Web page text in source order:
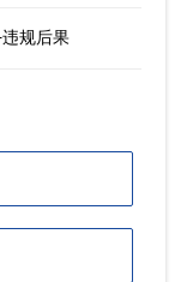
规后果